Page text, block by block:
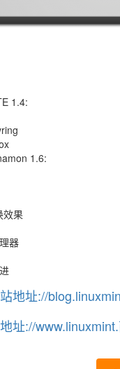
1.4:
1.6:
效果
器
地址://
址://